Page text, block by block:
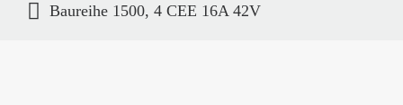
Baureihe 1500, 4 CEE 16A 42V